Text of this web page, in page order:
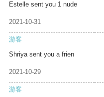
Estelle sent you 1 nude
2021-10-31
游客
Shriya sent you a frien
2021-10-29
游客